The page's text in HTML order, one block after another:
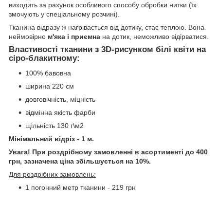
виходить за рахунок особливого способу обробки нитки (їх
змочують у спеціальному розчині).
Тканина відразу ж нагрівається від дотику, стає теплою. Вона
неймовірно м'яка і приємна на дотик, неможливо відірватися.
Властивості тканини з 3D-рисунком білі квіти на
сіро-блакитному:
100% бавовна
ширина 220 см
довговічність, міцність
відмінна якість фарби
щільність 130 г\м2
Мінімальний відріз - 1 м.
Увага! При роздрібному замовленні в асортименті до 400
грн, зазначена ціна збільшується на 10%.
Для роздрібних замовлень:
1 погонний метр тканини - 219 грн